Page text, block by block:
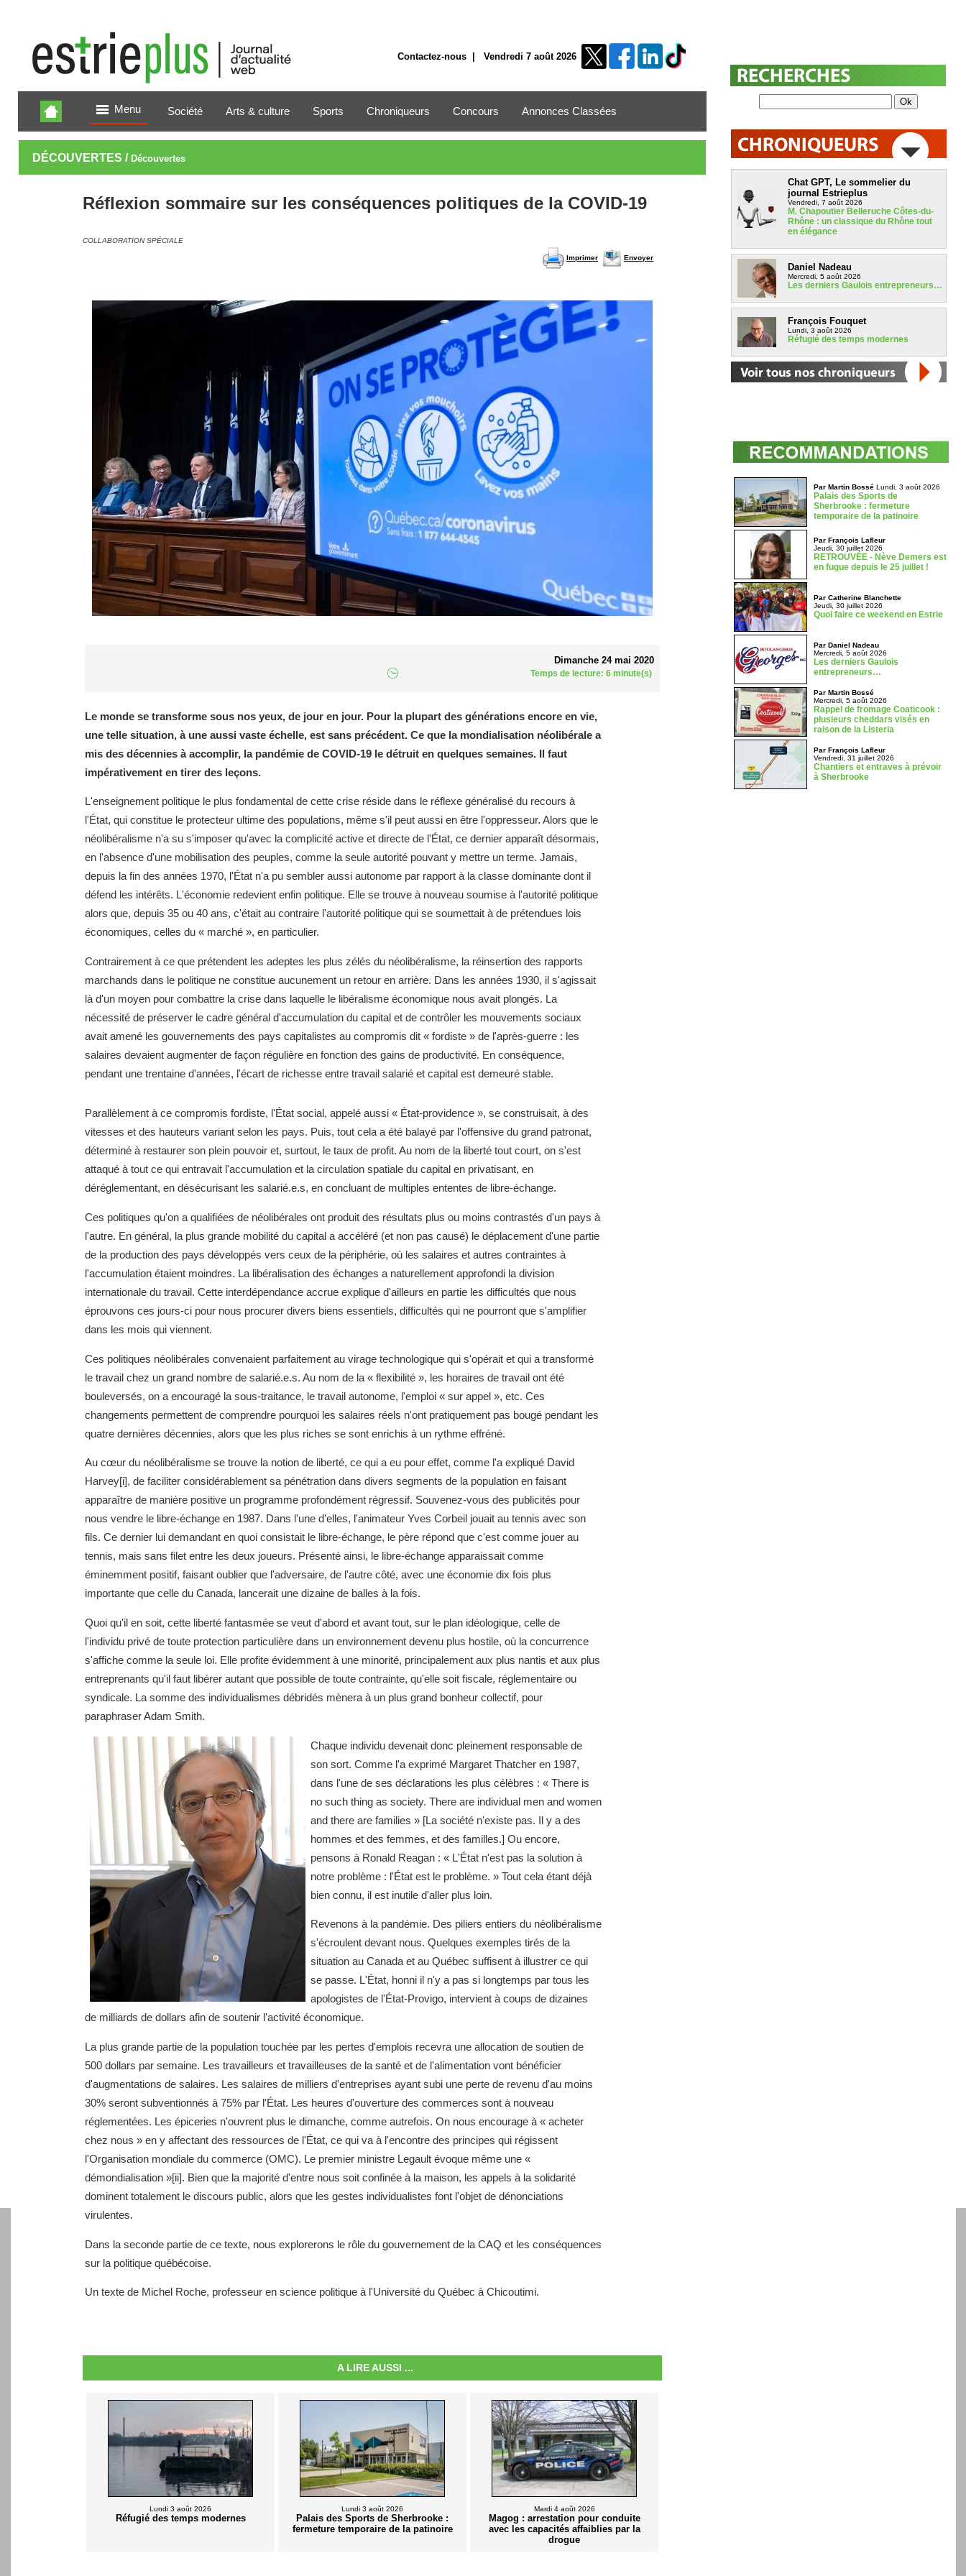
Contactez-nous| Vendredi 7 août 2026
Menu Société Arts & culture Sports Chroniqueurs Concours Annonces Classées
DÉCOUVERTES / Découvertes
Réflexion sommaire sur les conséquences politiques de la COVID-19
COLLABORATION SPÉCIALE
Imprimer Envoyer
Dimanche 24 mai 2020
Temps de lecture: 6 minute(s)
Le monde se transforme sous nos yeux, de jour en jour. Pour la plupart des générations encore en vie,
une telle situation, à une aussi vaste échelle, est sans précédent. Ce que la mondialisation néolibérale a
mis des décennies à accomplir, la pandémie de COVID-19 le détruit en quelques semaines. Il faut
impérativement en tirer des leçons.
L'enseignement politique le plus fondamental de cette crise réside dans le réflexe généralisé du recours à
l'État, qui constitue le protecteur ultime des populations, même s'il peut aussi en être l'oppresseur. Alors que le
néolibéralisme n'a su s'imposer qu'avec la complicité active et directe de l'État, ce dernier apparaît désormais,
en l'absence d'une mobilisation des peuples, comme la seule autorité pouvant y mettre un terme. Jamais,
depuis la fin des années 1970, l'État n'a pu sembler aussi autonome par rapport à la classe dominante dont il
défend les intérêts. L'économie redevient enfin politique. Elle se trouve à nouveau soumise à l'autorité politique
alors que, depuis 35 ou 40 ans, c'était au contraire l'autorité politique qui se soumettait à de prétendues lois
économiques, celles du « marché », en particulier.
Contrairement à ce que prétendent les adeptes les plus zélés du néolibéralisme, la réinsertion des rapports
marchands dans le politique ne constitue aucunement un retour en arrière. Dans les années 1930, il s'agissait
là d'un moyen pour combattre la crise dans laquelle le libéralisme économique nous avait plongés. La
nécessité de préserver le cadre général d'accumulation du capital et de contrôler les mouvements sociaux
avait amené les gouvernements des pays capitalistes au compromis dit « fordiste » de l'après-guerre : les
salaires devaient augmenter de façon régulière en fonction des gains de productivité. En conséquence,
pendant une trentaine d'années, l'écart de richesse entre travail salarié et capital est demeuré stable.
Parallèlement à ce compromis fordiste, l'État social, appelé aussi « État-providence », se construisait, à des
vitesses et des hauteurs variant selon les pays. Puis, tout cela a été balayé par l'offensive du grand patronat,
déterminé à restaurer son plein pouvoir et, surtout, le taux de profit. Au nom de la liberté tout court, on s'est
attaqué à tout ce qui entravait l'accumulation et la circulation spatiale du capital en privatisant, en
déréglementant, en désécurisant les salarié.e.s, en concluant de multiples ententes de libre-échange.
Ces politiques qu'on a qualifiées de néolibérales ont produit des résultats plus ou moins contrastés d'un pays à
l'autre. En général, la plus grande mobilité du capital a accéléré (et non pas causé) le déplacement d'une partie
de la production des pays développés vers ceux de la périphérie, où les salaires et autres contraintes à
l'accumulation étaient moindres. La libéralisation des échanges a naturellement approfondi la division
internationale du travail. Cette interdépendance accrue explique d'ailleurs en partie les difficultés que nous
éprouvons ces jours-ci pour nous procurer divers biens essentiels, difficultés qui ne pourront que s'amplifier
dans les mois qui viennent.
Ces politiques néolibérales convenaient parfaitement au virage technologique qui s'opérait et qui a transformé
le travail chez un grand nombre de salarié.e.s. Au nom de la « flexibilité », les horaires de travail ont été
bouleversés, on a encouragé la sous-traitance, le travail autonome, l'emploi « sur appel », etc. Ces
changements permettent de comprendre pourquoi les salaires réels n'ont pratiquement pas bougé pendant les
quatre dernières décennies, alors que les plus riches se sont enrichis à un rythme effréné.
Au cœur du néolibéralisme se trouve la notion de liberté, ce qui a eu pour effet, comme l'a expliqué David
Harvey[i], de faciliter considérablement sa pénétration dans divers segments de la population en faisant
apparaître de manière positive un programme profondément régressif. Souvenez-vous des publicités pour
nous vendre le libre-échange en 1987. Dans l'une d'elles, l'animateur Yves Corbeil jouait au tennis avec son
fils. Ce dernier lui demandant en quoi consistait le libre-échange, le père répond que c'est comme jouer au
tennis, mais sans filet entre les deux joueurs. Présenté ainsi, le libre-échange apparaissait comme
éminemment positif, faisant oublier que l'adversaire, de l'autre côté, avec une économie dix fois plus
importante que celle du Canada, lancerait une dizaine de balles à la fois.
Quoi qu'il en soit, cette liberté fantasmée se veut d'abord et avant tout, sur le plan idéologique, celle de
l'individu privé de toute protection particulière dans un environnement devenu plus hostile, où la concurrence
s'affiche comme la seule loi. Elle profite évidemment à une minorité, principalement aux plus nantis et aux plus
entreprenants qu'il faut libérer autant que possible de toute contrainte, qu'elle soit fiscale, réglementaire ou
syndicale. La somme des individualismes débridés mènera à un plus grand bonheur collectif, pour
paraphraser Adam Smith.
Chaque individu devenait donc pleinement responsable de
son sort. Comme l'a exprimé Margaret Thatcher en 1987,
dans l'une de ses déclarations les plus célèbres : « There is
no such thing as society. There are individual men and women
and there are families » [La société n'existe pas. Il y a des
hommes et des femmes, et des familles.] Ou encore,
pensons à Ronald Reagan : « L'État n'est pas la solution à
notre problème : l'État est le problème. » Tout cela étant déjà
bien connu, il est inutile d'aller plus loin.
Revenons à la pandémie. Des piliers entiers du néolibéralisme
s'écroulent devant nous. Quelques exemples tirés de la
situation au Canada et au Québec suffisent à illustrer ce qui
se passe. L'État, honni il n'y a pas si longtemps par tous les
apologistes de l'État-Provigo, intervient à coups de dizaines
de milliards de dollars afin de soutenir l'activité économique.
La plus grande partie de la population touchée par les pertes d'emplois recevra une allocation de soutien de
500 dollars par semaine. Les travailleurs et travailleuses de la santé et de l'alimentation vont bénéficier
d'augmentations de salaires. Les salaires de milliers d'entreprises ayant subi une perte de revenu d'au moins
30% seront subventionnés à 75% par l'État. Les heures d'ouverture des commerces sont à nouveau
réglementées. Les épiceries n'ouvrent plus le dimanche, comme autrefois. On nous encourage à « acheter
chez nous » en y affectant des ressources de l'État, ce qui va à l'encontre des principes qui régissent
l'Organisation mondiale du commerce (OMC). Le premier ministre Legault évoque même une «
démondialisation »[ii]. Bien que la majorité d'entre nous soit confinée à la maison, les appels à la solidarité
dominent totalement le discours public, alors que les gestes individualistes font l'objet de dénonciations
virulentes.
Dans la seconde partie de ce texte, nous explorerons le rôle du gouvernement de la CAQ et les conséquences
sur la politique québécoise.
Un texte de Michel Roche, professeur en science politique à l'Université du Québec à Chicoutimi.
A LIRE AUSSI ...
Lundi 3 août 2026
Réfugié des temps modernes
Lundi 3 août 2026
Palais des Sports de Sherbrooke :
fermeture temporaire de la patinoire
Mardi 4 août 2026
Magog : arrestation pour conduite
avec les capacités affaiblies par la
drogue
Chat GPT, Le sommelier du
journal Estrieplus
Vendredi, 7 août 2026
M. Chapoutier Belleruche Côtes-du-
Rhône : un classique du Rhône tout
en élégance
Daniel Nadeau
Mercredi, 5 août 2026
Les derniers Gaulois entrepreneurs…
François Fouquet
Lundi, 3 août 2026
Réfugié des temps modernes
Par Martin BosséLundi, 3 août 2026
Palais des Sports de
Sherbrooke : fermeture
temporaire de la patinoire
Par François Lafleur
Jeudi, 30 juillet 2026
RETROUVÉE - Nève Demers est
en fugue depuis le 25 juillet !
Par Catherine Blanchette
Jeudi, 30 juillet 2026
Quoi faire ce weekend en Estrie
Par Daniel Nadeau
Mercredi, 5 août 2026
Les derniers Gaulois
entrepreneurs…
Par Martin Bossé
Mercredi, 5 août 2026
Rappel de fromage Coaticook :
plusieurs cheddars visés en
raison de la Listeria
Par François Lafleur
Vendredi, 31 juillet 2026
Chantiers et entraves à prévoir
à Sherbrooke